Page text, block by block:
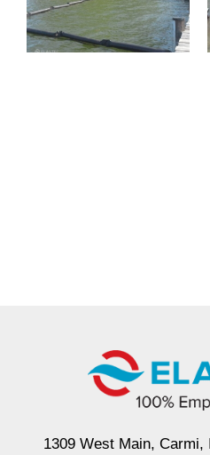
1309 West Main,